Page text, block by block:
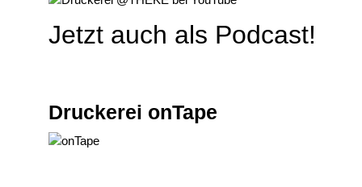
Jetzt auch als Podcast!
Druckerei onTape